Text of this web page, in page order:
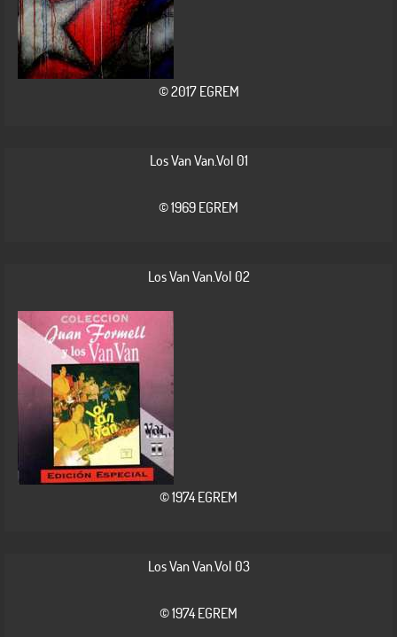
© 2017 EGREM
Los Van Van.Vol 01
© 1969 EGREM
Los Van Van.Vol 02
© 1974 EGREM
Los Van Van.Vol 03
© 1974 EGREM